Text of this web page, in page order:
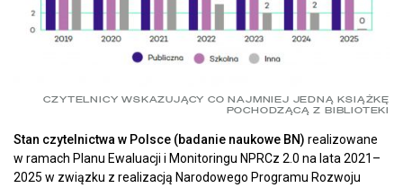
CZYTELNICY WSKAZUJĄCY CO NAJMNIEJ JEDNĄ KSIĄŻKĘ
POCHODZĄCĄ Z BIBLIOTEKI
Stan czytelnictwa w Polsce (badanie naukowe BN) realizowane
w ramach Planu Ewaluacji i Monitoringu NPRCz 2.0 na lata 2021–
2025 w związku z realizacją Narodowego Programu Rozwoju